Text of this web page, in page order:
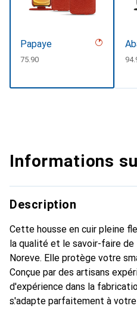
Papaye
CHF
75.90
Informations
Description
Cette housse en cuir pleine
la qualité et le savoir-faire
Noreve. Elle protège votre
Conçue par des artisans
d'expérience dans la
s'adapte parfaitement à